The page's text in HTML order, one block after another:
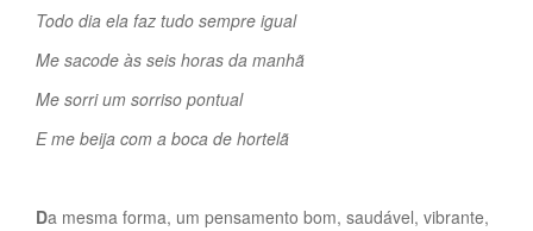
Todo dia ela faz tudo sempre igual
Me sacode às seis horas da manhã
Me sorri um sorriso pontual
E me beija com a boca de hortelã
Da mesma forma, um pensamento bom, saudável, vibrante,